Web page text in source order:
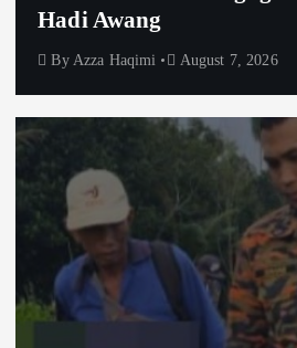
Hadi Awang
By Azza Haqimi August 7, 2026